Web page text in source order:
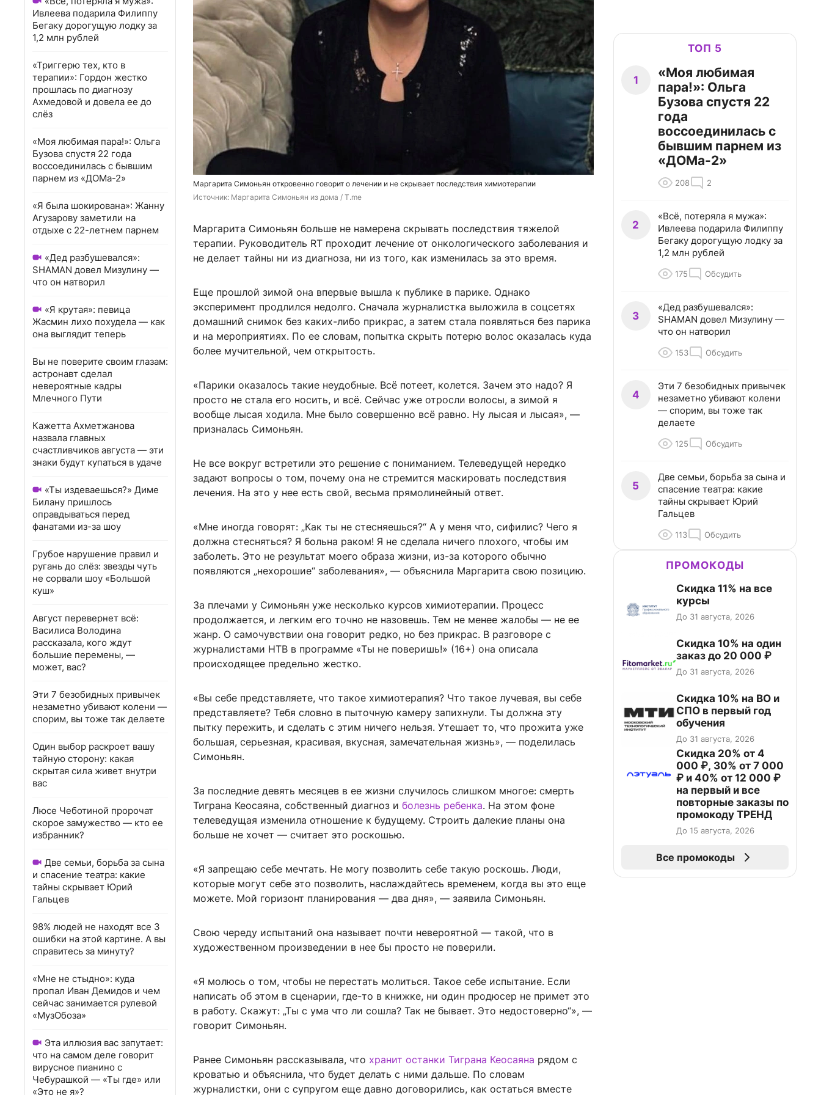
Ивлеева подарила Филиппу
Бегаку дорогущую лодку за
1,2 млн рублей
«Триггерю тех, кто в
терапии»: Гордон жестко
прошлась по диагнозу
Ахмедовой и довела ее до
слёз
«Моя любимая пара!»: Ольга
Бузова спустя 22 года
воссоединилась с бывшим
парнем из «ДОМа-2»
«Я была шокирована»: Жанну
Агузарову заметили на
отдыхе с 22-летнем парнем
«Дед разбушевался»:
SHAMAN довел Мизулину —
что он натворил
«Я крутая»: певица
Жасмин лихо похудела — как
она выглядит теперь
Вы не поверите своим глазам:
астронавт сделал
невероятные кадры
Млечного Пути
Кажетта Ахметжанова
назвала главных
счастливчиков августа — эти
знаки будут купаться в удаче
«Ты издеваешься?» Диме
Билану пришлось
оправдываться перед
фанатами из-за шоу
Грубое нарушение правил и
ругань до слёз: звезды чуть
не сорвали шоу «Большой
куш»
Август перевернет всё:
Василиса Володина
рассказала, кого ждут
большие перемены, —
может, вас?
Эти 7 безобидных привычек
незаметно убивают колени —
спорим, вы тоже так делаете
Один выбор раскроет вашу
тайную сторону: какая
скрытая сила живет внутри
вас
Люсе Чеботиной пророчат
скорое замужество — кто ее
избранник?
Две семьи, борьба за сына
и спасение театра: какие
тайны скрывает Юрий
Гальцев
98% людей не находят все 3
ошибки на этой картине. А вы
справитесь за минуту?
«Мне не стыдно»: куда
пропал Иван Демидов и чем
сейчас занимается рулевой
«МузОбоза»
Эта иллюзия вас запутает:
что на самом деле говорит
вирусное пианино с
Чебурашкой — «Ты где» или
«Это не я»?
Маргарита Симоньян откровенно говорит о лечении и не скрывает последствия химиотерапии
Источник: Маргарита Симоньян из дома / T.me
Маргарита Симоньян больше не намерена скрывать последствия тяжелой
терапии. Руководитель RT проходит лечение от онкологического заболевания и
не делает тайны ни из диагноза, ни из того, как изменилась за это время.
Еще прошлой зимой она впервые вышла к публике в парике. Однако
эксперимент продлился недолго. Сначала журналистка выложила в соцсетях
домашний снимок без каких-либо прикрас, а затем стала появляться без парика
и на мероприятиях. По ее словам, попытка скрыть потерю волос оказалась куда
более мучительной, чем открытость.
«Парики оказалось такие неудобные. Всё потеет, колется. Зачем это надо? Я
просто не стала его носить, и всё. Сейчас уже отросли волосы, а зимой я
вообще лысая ходила. Мне было совершенно всё равно. Ну лысая и лысая», —
призналась Симоньян.
Не все вокруг встретили это решение с пониманием. Телеведущей нередко
задают вопросы о том, почему она не стремится маскировать последствия
лечения. На это у нее есть свой, весьма прямолинейный ответ.
«Мне иногда говорят: „Как ты не стесняешься?“ А у меня что, сифилис? Чего я
должна стесняться? Я больна раком! Я не сделала ничего плохого, чтобы им
заболеть. Это не результат моего образа жизни, из-за которого обычно
появляются „нехорошие“ заболевания», — объяснила Маргарита свою позицию.
За плечами у Симоньян уже несколько курсов химиотерапии. Процесс
продолжается, и легким его точно не назовешь. Тем не менее жалобы — не ее
жанр. О самочувствии она говорит редко, но без прикрас. В разговоре с
журналистами НТВ в программе «Ты не поверишь!» (16+) она описала
происходящее предельно жестко.
«Вы себе представляете, что такое химиотерапия? Что такое лучевая, вы себе
представляете? Тебя словно в пыточную камеру запихнули. Ты должна эту
пытку пережить, и сделать с этим ничего нельзя. Утешает то, что прожита уже
большая, серьезная, красивая, вкусная, замечательная жизнь», — поделилась
Симоньян.
За последние девять месяцев в ее жизни случилось слишком многое: смерть
Тиграна Кеосаяна, собственный диагноз и болезнь ребенка. На этом фоне
телеведущая изменила отношение к будущему. Строить далекие планы она
больше не хочет — считает это роскошью.
«Я запрещаю себе мечтать. Не могу позволить себе такую роскошь. Люди,
которые могут себе это позволить, наслаждайтесь временем, когда вы это еще
можете. Мой горизонт планирования — два дня», — заявила Симоньян.
Свою череду испытаний она называет почти невероятной — такой, что в
художественном произведении в нее бы просто не поверили.
«Я молюсь о том, чтобы не перестать молиться. Такое себе испытание. Если
написать об этом в сценарии, где-то в книжке, ни один продюсер не примет это
в работу. Скажут: „Ты с ума что ли сошла? Так не бывает. Это недостоверно“», —
говорит Симоньян.
Ранее Симоньян рассказывала, что хранит останки Тиграна Кеосаяна рядом с
кроватью и объяснила, что будет делать с ними дальше. По словам
журналистки, они с супругом еще давно договорились, как остаться вместе
ТОП 5
1
«Моя любимая
пара!»: Ольга
Бузова спустя 22
года
воссоединилась с
бывшим парнем из
«ДОМа-2»
208 2
2
«Всё, потеряла я мужа»:
Ивлеева подарила Филиппу
Бегаку дорогущую лодку за
1,2 млн рублей
175 Обсудить
3
«Дед разбушевался»:
SHAMAN довел Мизулину —
что он натворил
153 Обсудить
4
Эти 7 безобидных привычек
незаметно убивают колени
— спорим, вы тоже так
делаете
125 Обсудить
5
Две семьи, борьба за сына и
спасение театра: какие
тайны скрывает Юрий
Гальцев
113 Обсудить
ПРОМОКОДЫ
Скидка 11% на все
курсы
До 31 августа, 2026
Скидка 10% на один
заказ до 20 000 ₽
До 31 августа, 2026
Скидка 10% на ВО и
СПО в первый год
обучения
До 31 августа, 2026
Скидка 20% от 4
000 ₽, 30% от 7 000
₽ и 40% от 12 000 ₽
на первый и все
повторные заказы по
промокоду ТРЕНД
До 15 августа, 2026
Все промокоды